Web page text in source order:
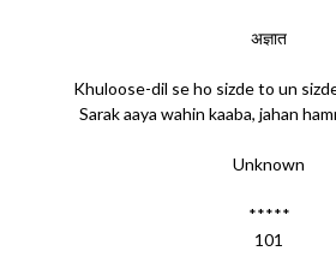
अज्ञात
Khuloose-dil se ho sizde to un
Sarak aaya wahin kaaba, jahan
Unknown
*****
101